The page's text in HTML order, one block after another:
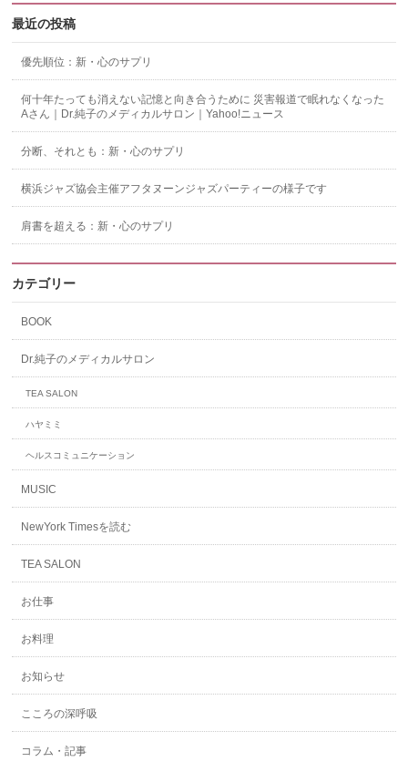
最近の投稿
優先順位：新・心のサプリ
何十年たっても消えない記憶と向き合うために 災害報道で眠れなくなった
Aさん｜Dr.純子のメディカルサロン｜Yahoo!ニュース
分断、それとも：新・心のサプリ
横浜ジャズ協会主催アフタヌーンジャズパーティーの様子です
肩書を超える：新・心のサプリ
カテゴリー
BOOK
Dr.純子のメディカルサロン
TEA SALON
ハヤミミ
ヘルスコミュニケーション
MUSIC
NewYork Timesを読む
TEA SALON
お仕事
お料理
お知らせ
こころの深呼吸
コラム・記事